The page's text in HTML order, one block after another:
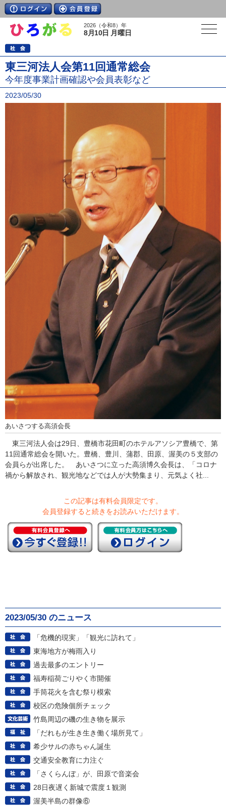
2026（令和8）年
8月10日 月曜日
東三河法人会第11回通常総会
今年度事業計画確認や会員表彰など
2023/05/30
あいさつする高須会長
東三河法人会は29日、豊橋市花田町のホテルアソシア豊橋で、第
11回通常総会を開いた。豊橋、豊川、蒲郡、田原、渥美の５支部の
会員らが出席した。 あいさつに立った高須博久会長は、「コロナ
禍から解放され、観光地などでは人が大勢集まり、元気よく社...
この記事は有料会員限定です。
会員登録すると続きをお読みいただけます。
2023/05/30 のニュース
「危機的現実」「観光に訪れて」
東海地方が梅雨入り
過去最多のエントリー
福寿稲荷ごりやく市開催
手筒花火を含む祭り模索
校区の危険個所チェック
竹島周辺の磯の生き物を展示
「だれもが生き生き働く場所見て」
希少サルの赤ちゃん誕生
交通安全教育に力注ぐ
「さくらんぼ」が、田原で音楽会
28日夜遅く新城で震度１観測
渥美半島の群像⑥